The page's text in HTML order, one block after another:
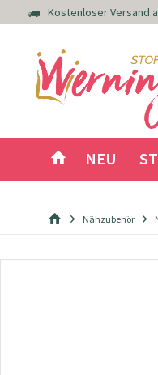
Kostenloser Versand
NEU
Nähzubehör